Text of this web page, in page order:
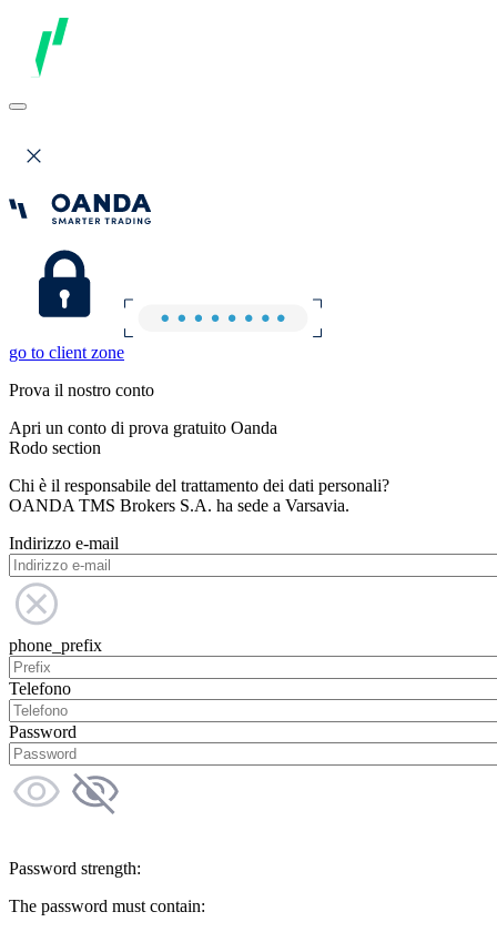
go to client zone
Prova il nostro conto
Apri un conto di prova gratuito Oanda
Rodo section
Chi è il responsabile del trattamento dei dati personali?
OANDA TMS Brokers S.A. ha sede a Varsavia.
Indirizzo e-mail
phone_prefix
Telefono
Password
Password strength:
The password must contain: